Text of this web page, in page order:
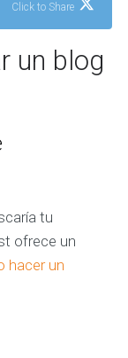
Click to Share
un blog
tu
ofrece un
hacer un